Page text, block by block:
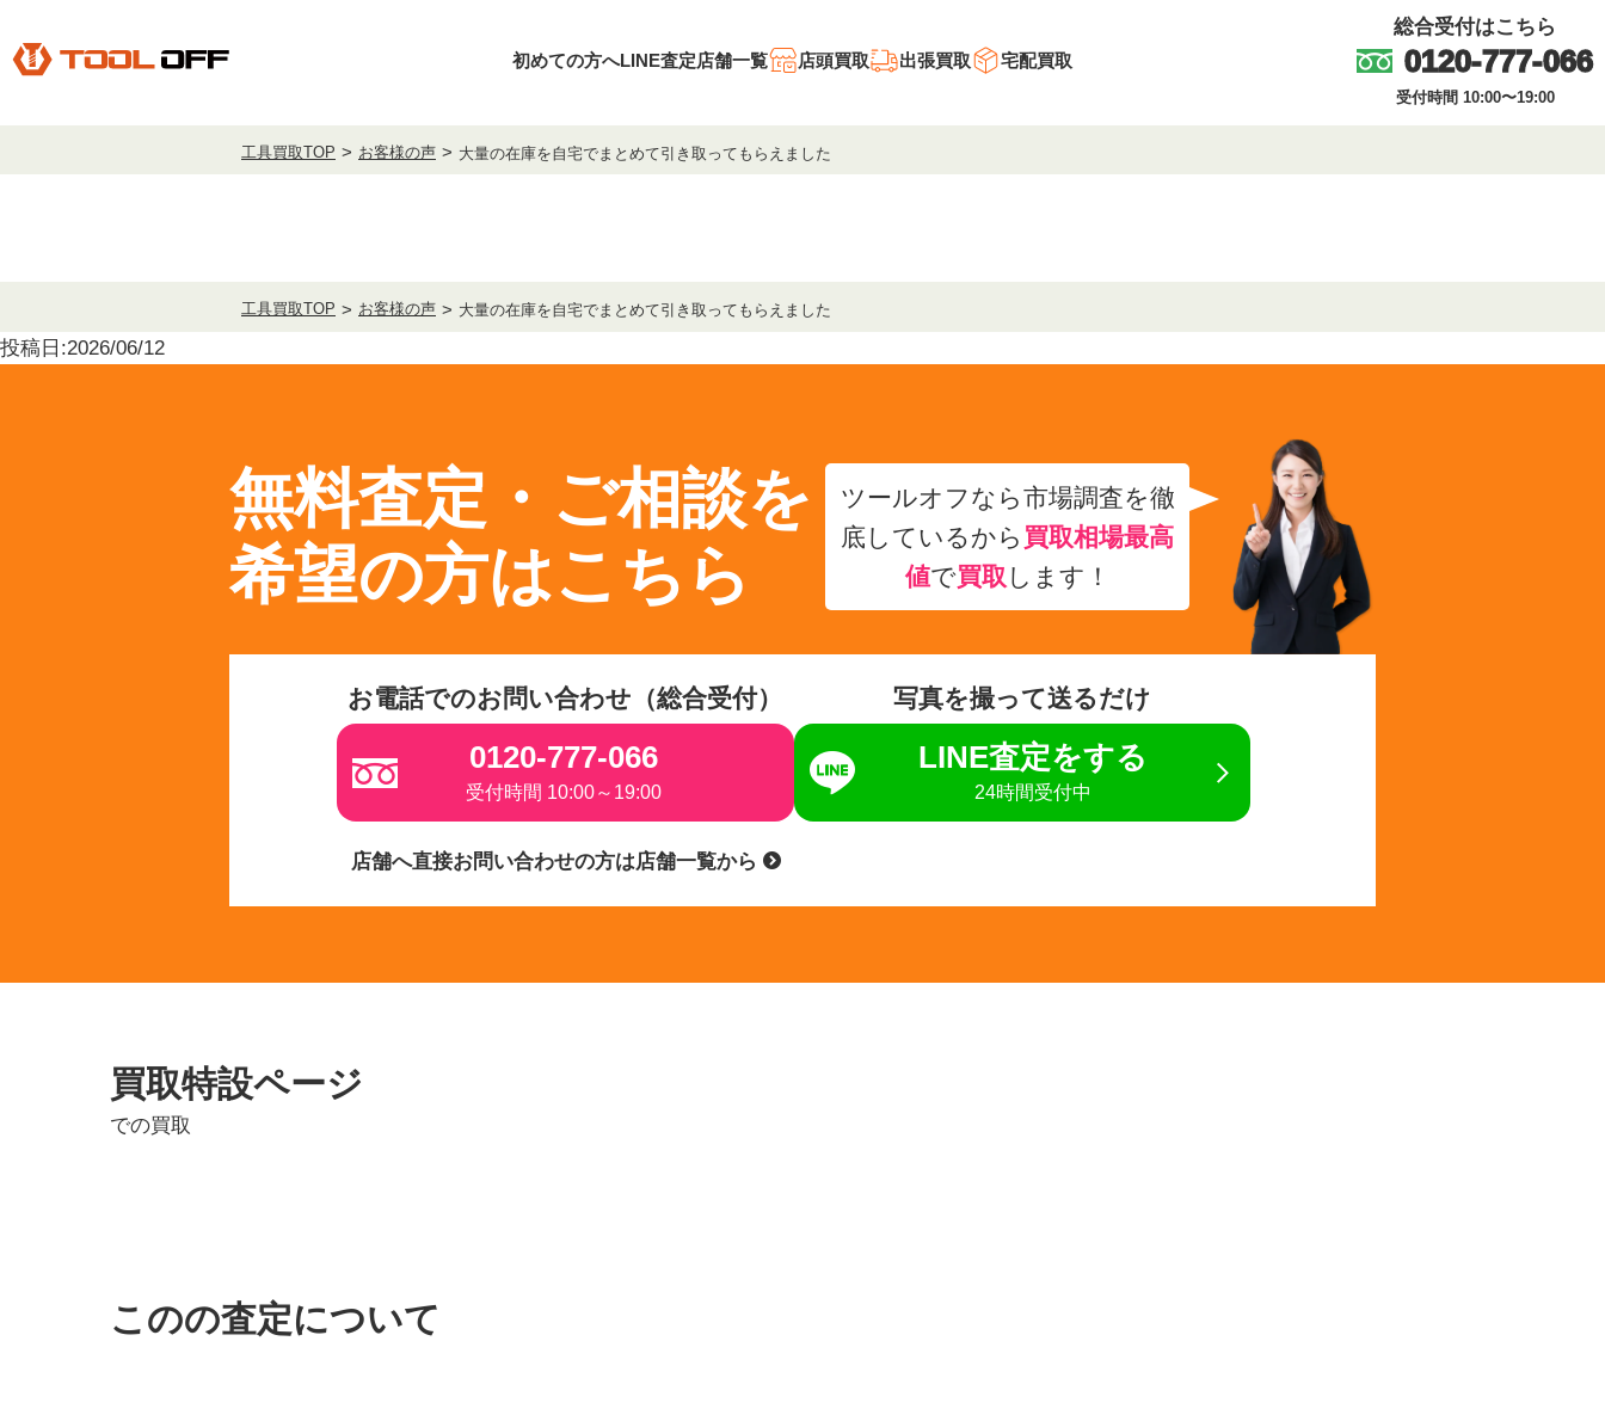
初めての方へLINE査定店舗一覧 店頭買取 出張買取 宅配買取
総合受付はこちら
0120-777-066
受付時間 10:00〜19:00
工具買取TOP お客様の声 大量の在庫を自宅でまとめて引き取ってもらえました
工具買取TOP お客様の声 大量の在庫を自宅でまとめて引き取ってもらえました
投稿日:2026/06/12
無料査定・ご相談を
希望の方はこちら
ツールオフなら市場調査を徹
底しているから 買取相場最高
値で買取 します！
お電話でのお問い合わせ（総合受付）
0120-777-066
受付時間 10:00～19:00
写真を撮って送るだけ
LINE査定をする
24時間受付中
店舗へ直接お問い合わせの方は店舗一覧から
買取特設ページ
での買取
このの査定について